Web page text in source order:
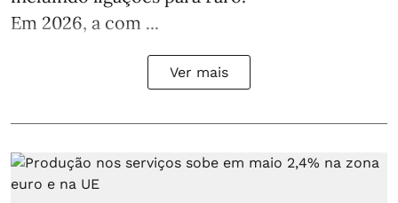
Em 2026, a com ...
Ver mais